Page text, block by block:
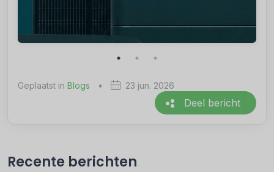
Geplaatst in Blogs • 23 jun. 2026
Deel bericht
Recente berichten